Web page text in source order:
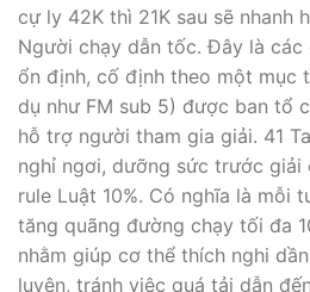
cự ly 42K thì 21K sau sẽ nhanh
Người chạy dẫn tốc. Đây là
ổn định, cố định theo một mục
dụ như FM sub 5) được ban tổ
hỗ trợ người tham gia giải. 41
nghỉ ngơi, dưỡng sức trước giải
rule Luật 10%. Có nghĩa là mỗi
tăng quãng đường chạy tối đa
nhằm giúp cơ thể thích nghi
luyện, tránh việc quá tải dẫn